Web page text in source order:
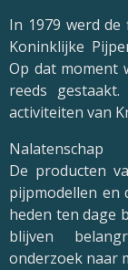
In 1979 werd
Koninklijke
Op dat moment
reeds
activiteiten van
Nalatenschap
De producten
pijpmodellen en
heden ten dage
blijven
onderzoek naar